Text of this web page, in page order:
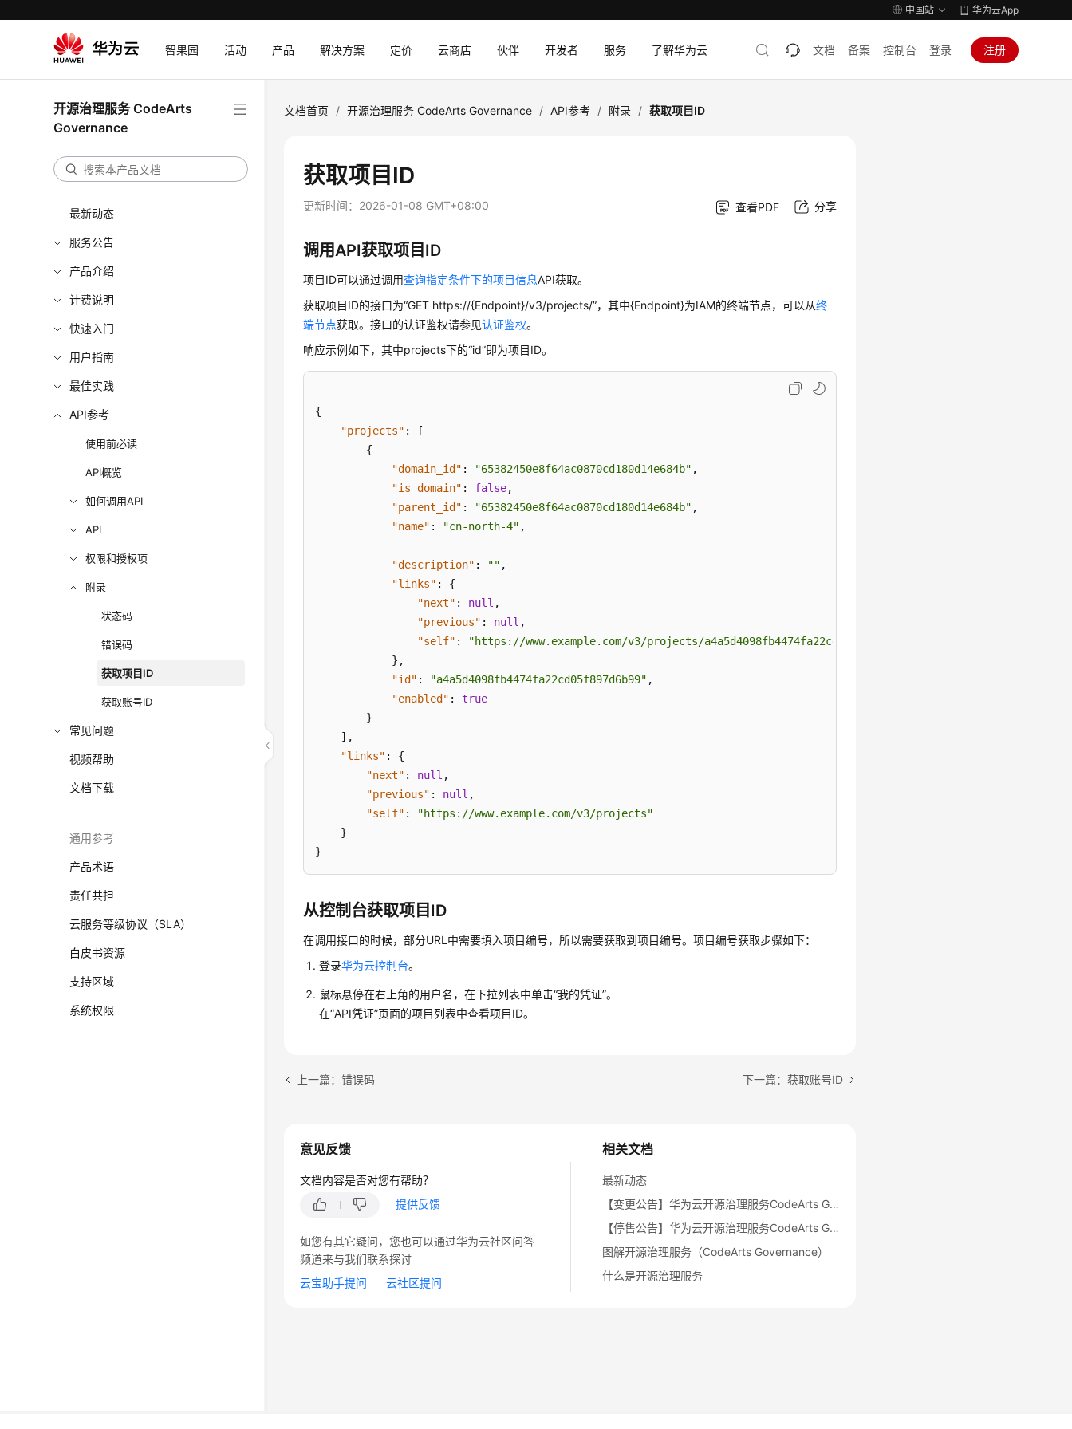
中国站 华为云App
智果园 活动 产品 解决方案 定价 云商店 伙伴 开发者 服务 了解华为云 文档 备案 控制台 登录 注册
开源治理服务 CodeArts
Governance
最新动态
服务公告
产品介绍
计费说明
快速入门
用户指南
最佳实践
API参考
使用前必读
API概览
如何调用API
API
权限和授权项
附录
状态码
错误码
获取项目ID
获取账号ID
常见问题
视频帮助
文档下载
通用参考
产品术语
责任共担
云服务等级协议（SLA）
白皮书资源
支持区域
系统权限
文档首页 / 开源治理服务 CodeArts Governance / API参考 / 附录 / 获取项目ID
获取项目ID
更新时间： 2026-01-08 GMT+08:00 查看PDF 分享
调用API获取项目ID
项目ID可以通过调用查询指定条件下的项目信息API获取。
获取项目ID的接口为“GET https://{Endpoint}/v3/projects/”，其中{Endpoint}为IAM的终端节点，可以从终
端节点获取。接口的认证鉴权请参见认证鉴权。
响应示例如下，其中projects下的“id”即为项目ID。
{
"projects" :
[
{
"domain_id" : "65382450e8f64ac0870cd180d14e684b" ,
"is_domain" : false,
"parent_id" : "65382450e8f64ac0870cd180d14e684b" ,
"name" : "cn-north-4" ,
"description" : "" ,
"links" :
{
"next" : null ,
"previous" : null ,
"self" :
"https://www.example.com/v3/projects/a4a5d4098fb4474fa22cd05f897d6b99"
} ,
"id" : "a4a5d4098fb4474fa22cd05f897d6b99" ,
"enabled" :
true
}
] ,
"links" :
{
"next" : null ,
"previous" : null ,
"self" :
"https://www.example.com/v3/projects"
}
}
从控制台获取项目ID
在调用接口的时候，部分URL中需要填入项目编号，所以需要获取到项目编号。项目编号获取步骤如下：
登录华为云控制台。
鼠标悬停在右上角的用户名，在下拉列表中单击“我的凭证”。
在“API凭证”页面的项目列表中查看项目ID。
上一篇：错误码 下一篇：获取账号ID
相关文档
最新动态
【变更公告】华为云开源治理服务CodeArts Governance移动应用安全特性变更通知
【停售公告】华为云开源治理服务CodeArts Governance移动应用安全特性停售公告
图解开源治理服务（CodeArts Governance）
什么是开源治理服务
意见反馈
文档内容是否对您有帮助？
提供反馈
如您有其它疑问，您也可以通过华为云社区问答
频道来与我们联系探讨
云宝助手提问
云社区提问